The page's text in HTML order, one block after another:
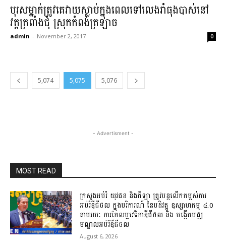
បុរស​ម្នាក់​ត្រូវគេ​វាយ​ស្លាប់​ក្នុងពេល​ទៅលេង​រាំ​ធុងបាស់​នៅ​
វត្ត​ត្រពាំង​ជុំ ស្រុក​កំពង់ត្រឡាច​
admin - November 2, 2017 0
5,074 5,075 5,076
- Advertisment -
MOST READ
ក្រសួងអប់រំ យុវជន និងកីឡា ត្រូវបន្តលើកកម្ពស់ការ
អប់រំឌីជីថល ក្នុងបរិការណ៍ នៃបដិវត្ត ឧស្សាហកម្ម ៤.០
តាមរយៈ ការកែលម្អវេទិកាឌីជីថល និង បង្កើតមជ្ឈ
មណ្ឌលអប់រំឌីជីថល
August 6, 2026